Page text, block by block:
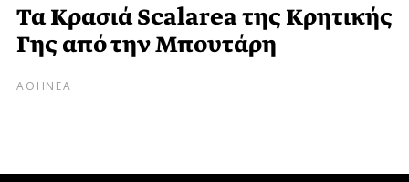
Τα Κρασιά Scalarea της Κρητικής
Γης από την Μπουτάρη
ΑΘΗΝΕΑ